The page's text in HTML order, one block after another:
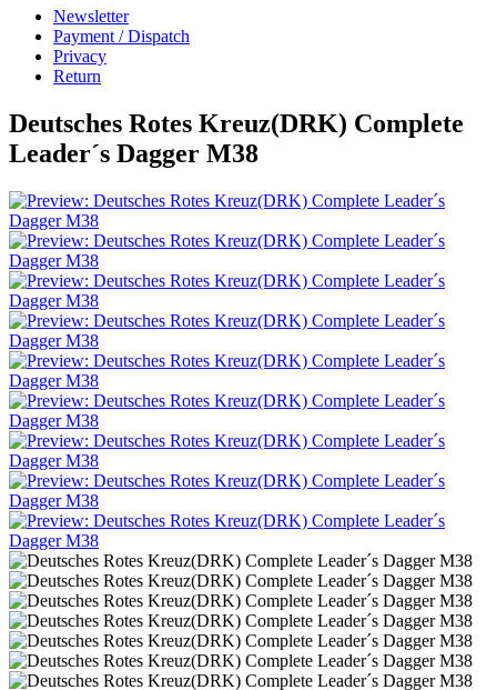
Newsletter
Payment / Dispatch
Privacy
Return
Deutsches Rotes Kreuz(DRK) Complete
Leader´s Dagger M38